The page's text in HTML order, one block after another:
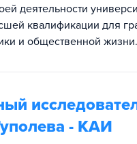
деятельности
квалификации для
и общественной жизни.
- КАИ